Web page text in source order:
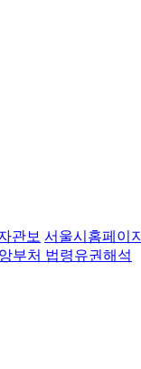
관보 서울시홈페이지
부처 법령유권해석